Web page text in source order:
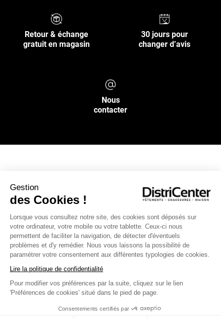
Gestion
des Cookies !
Lorsque vous consultez notre site, des cookies sont déposés sur
votre ordinateur, votre mobile ou votre tablette. Ceux-ci nous
permettent de faciliter la navigation, de détecter d'éventuels
problèmes et d'y remédier. Nous vous laissons la possibilité de
paramétrer votre consentement aux différentes typologies de cookies.
Lire la politique de confidentialité
Pour modifier vos préférences par la suite, cliquez sur le lien
'Préférences de cookies' situé dans le pied de page.
Consentements certifiés par
Retour & échange
gratuit en magasin
30 jours pour
changer d’avis
Nous
contacter
INFOS PRATIQUES
L’ENSEIGNE DISTRICENTER
Suivez-nous
Moyens de paiement